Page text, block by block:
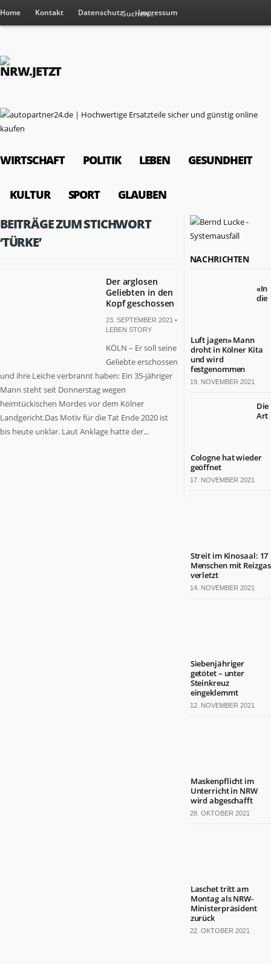
Home Kontakt Datenschutz Impressum
WIRTSCHAFT POLITIK LEBEN GESUNDHEIT
KULTUR SPORT GLAUBEN
BEITRÄGE ZUM STICHWORT
‘TÜRKE’
Der arglosen
Geliebten in den
Kopf geschossen
23. SEPTEMBER 2021 •
LEBEN STORY
KÖLN – Er soll seine
Geliebte erschossen
und ihre Leiche verbrannt haben: Ein 35-jähriger
Mann steht seit Donnerstag wegen
heimtückischen Mordes vor dem Kölner
Landgericht.Das Motiv für die Tat Ende 2020 ist
bis heute unklar. Laut Anklage hatte der...
NACHRICHTEN
«In
die
Luft jagen» Mann
droht in Kölner Kita
und wird
festgenommen
19. NOVEMBER 2021
Die
Art
Cologne hat wieder
geöffnet
17. NOVEMBER 2021
Streit im Kinosaal: 17
Menschen mit Reizgas
verletzt
14. NOVEMBER 2021
Siebenjähriger
getötet – unter
Steinkreuz
eingeklemmt
12. NOVEMBER 2021
Maskenpflicht im
Unterricht in NRW
wird abgeschafft
28. OKTOBER 2021
Laschet tritt am
Montag als NRW-
Ministerpräsident
zurück
22. OKTOBER 2021